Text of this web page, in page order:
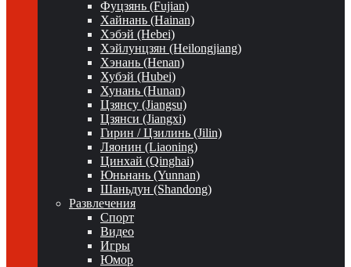
Фуцзянь (Fujian)
Хайнань (Hainan)
Хэбэй (Hebei)
Хэйлунцзян (Heilongjiang)
Хэнань (Henan)
Хубэй (Hubei)
Хунань (Hunan)
Цзянсу (Jiangsu)
Цзянси (Jiangxi)
Гирин / Цзилинь (Jilin)
Ляонин (Liaoning)
Цинхай (Qinghai)
Юньнань (Yunnan)
Шаньдун (Shandong)
Развлечения
Спорт
Видео
Игры
Юмор